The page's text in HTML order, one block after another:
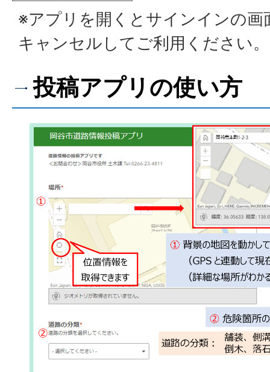
※アプリを開くとサインインの画
キャンセルしてご利用ください。
投稿アプリの使い方